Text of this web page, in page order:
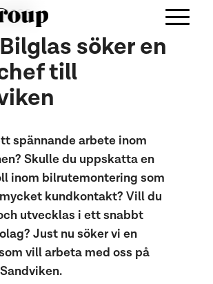
2020
söker en
till
spännande arbete inom
Skulle du uppskatta en
inom bilrutemontering som
kundkontakt? Vill du
utvecklas i ett snabbt
Just nu söker vi en
vill arbeta med oss på